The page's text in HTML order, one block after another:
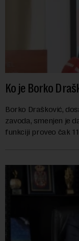
Ko je Borko
Borko Drašković,
zavoda, smenjen je
funkciji proveo čak